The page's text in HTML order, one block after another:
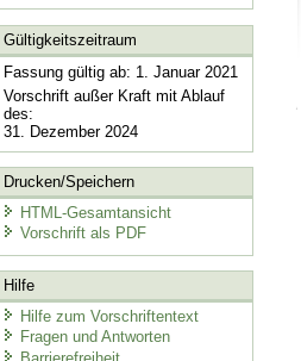
Gültigkeitszeitraum
Fassung gültig ab: 1. Januar 2021
Vorschrift außer Kraft mit Ablauf
des:
31. Dezember 2024
Drucken/Speichern
HTML-Gesamtansicht
Vorschrift als PDF
Hilfe
Hilfe zum Vorschriftentext
Fragen und Antworten